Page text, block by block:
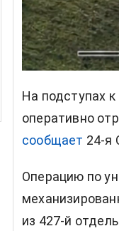
На подступах
оперативно
сообщает 24-я
Операцию по
из 427-й